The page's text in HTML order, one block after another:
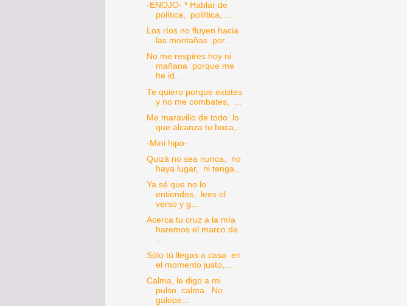
-ENOJO- * Hablar de
política, pollítica, ...
Los ríos no fluyen hacia
las montañas por ...
No me respires hoy ni
mañana porque me
he id...
Te quiero porque existes
y no me combates, ...
Me maravillo de todo lo
que alcanza tu boca,...
-Mini hipo-
Quizá no sea nunca, no
haya lugar, ni tenga...
Ya sé que no lo
entiendes, lees el
verso y g...
Acerca tu cruz a la mía
haremos el marco de
...
Sólo tú llegas a casa en
el momento justo,...
Calma, le digo a mi
pulso calma. No
galope...